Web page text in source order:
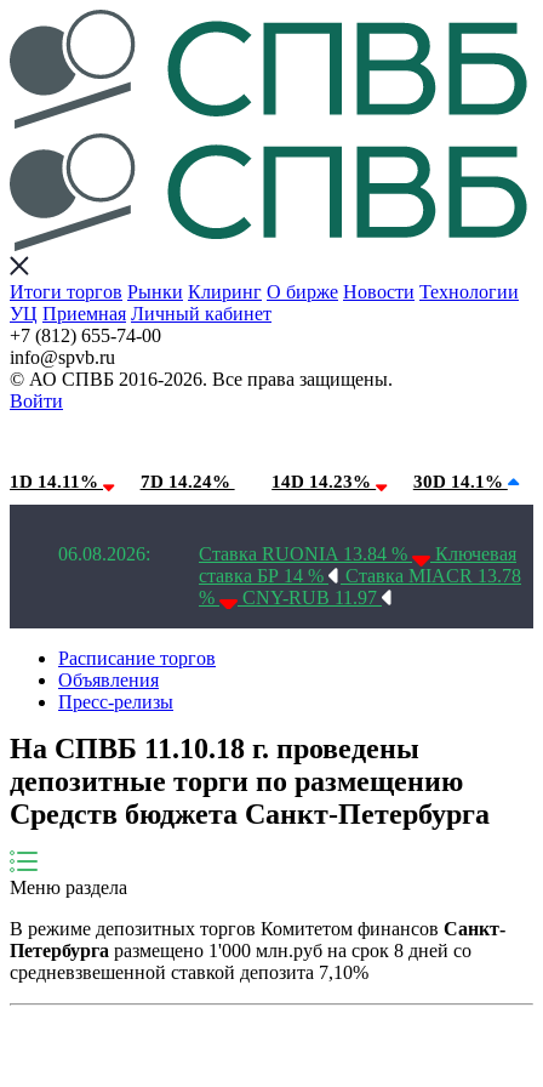
Итоги торгов Рынки Клиринг О бирже Новости Технологии
УЦ Приемная Личный кабинет
+7 (812) 655-74-00
info@spvb.ru
© АО СПВБ 2016-2026. Все права защищены.
Войти
1D 14.11% 7D 14.24% 14D 14.23% 30D 14.1%
06.08.2026: Ставка RUONIA 13.84 %
Ключевая
ставка БР 14 %
Ставка MIACR 13.78
%
CNY-RUB 11.97
Расписание торгов
Объявления
Пресс-релизы
На СПВБ 11.10.18 г. проведены
депозитные торги по размещению
Средств бюджета Санкт-Петербурга
Меню раздела
В режиме депозитных торгов Комитетом финансов Санкт-
Петербурга размещено 1'000 млн.руб на срок 8 дней со
средневзвешенной ставкой депозита 7,10%